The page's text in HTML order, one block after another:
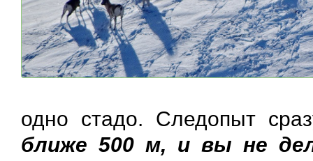
одно стадо. Следопыт
ближе 500 м, и вы не